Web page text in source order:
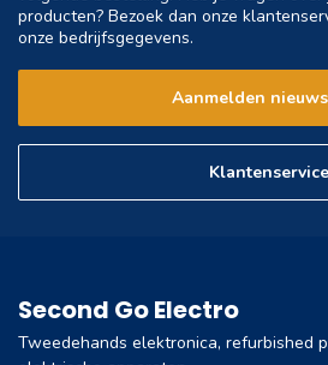
producten? Bezoek dan onze
onze bedrijfsgegevens.
Aanmelden
Klantenservice
Second Go Electro
Tweedehands elektronica, refurbished